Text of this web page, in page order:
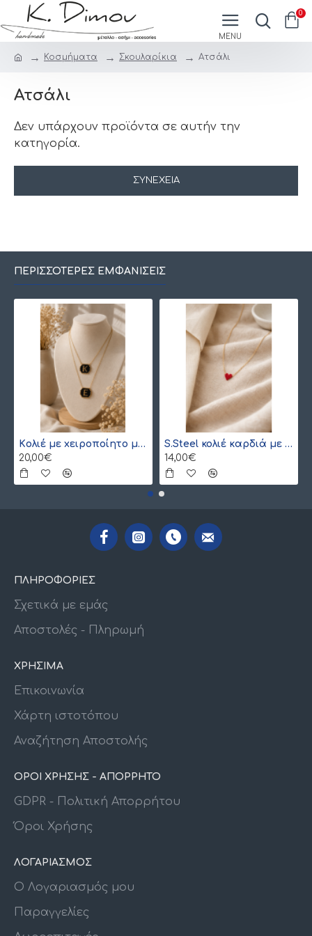
0
Κοσμήματα Σκουλαρίκια Ατσάλι
Ατσάλι
Δεν υπάρχουν προϊόντα σε αυτήν την
κατηγορία.
ΣΥΝΈΧΕΙΑ
ΠΕΡΙΣΣΌΤΕΡΕΣ ΕΜΦΑΝΊΣΕΙΣ
Kολιέ με xειροποίητο μονόγραμμα από γιαπωνέζικες χάντρες Miyuki , χρυσό
20,00€
S.Steel κολιέ καρδιά με γιαπωνέζικες χάντρες Miyuki κόκκινο-χρυσό
14,00€
ΠΛΗΡΟΦΟΡΙΕΣ
Σχετικά με εμάς
Αποστολές - Πληρωμή
ΧΡΗΣΙΜΑ
Επικοινωνία
Χάρτη ιστοτόπου
Αναζήτηση Αποστολής
ΟΡΟΙ ΧΡΗΣΗΣ - ΑΠΟΡΡΗΤΟ
GDPR - Πολιτική Απορρήτου
Όροι Χρήσης
ΛΟΓΑΡΙΑΣΜΟΣ
Ο Λογαριασμός μου
Παραγγελίες